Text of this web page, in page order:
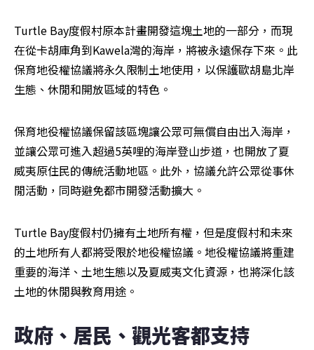
Turtle Bay度假村原本計畫開發這塊土地的一部分，而現
在從卡胡庫角到Kawela灣的海岸，將被永遠保存下來。此
保育地役權協議將永久限制土地使用，以保護歐胡島北岸
生態、休閒和開放區域的特色。
保育地役權協議保留該區塊讓公眾可無償自由出入海岸，
並讓公眾可進入超過5英哩的海岸登山步道，也開放了夏
威夷原住民的傳統活動地區。此外，協議允許公眾從事休
閒活動，同時避免都市開發活動擴大。
Turtle Bay度假村仍擁有土地所有權，但是度假村和未來
的土地所有人都將受限於地役權協議。地役權協議將重建
重要的海洋、土地生態以及夏威夷文化資源，也將深化該
土地的休閒與教育用途。
政府、居民、觀光客都支持